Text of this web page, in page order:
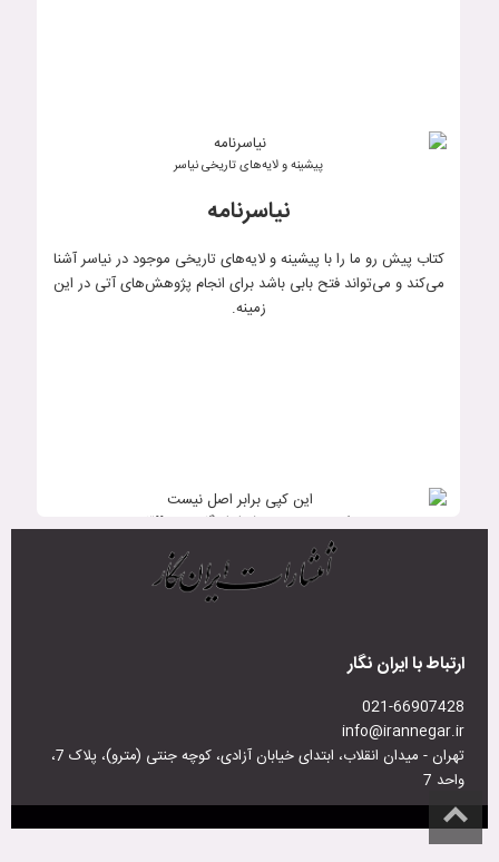
پیشینه و لایه‌های تاریخی نیاسر
نیاسرنامه
کتاب پیش رو ما را با پیشینه و لایه‌های تاریخی موجود در نیاسر آشنا
می‌کند و می‌تواند فتح بابی باشد برای انجام پژوهش‌های آتی در این
زمینه.
دکتر مهدی حجت، نشر ایران‌نگار، بهمن ۱۳۹۹
این کپی برابر اصل نیست
ارتباط با ایران نگار
021-66907428
info@irannegar.ir
تهران - میدان انقلاب، ابتدای خیابان آزادی، کوچه جنتی (مترو)، پلاک 7،
واحد 7